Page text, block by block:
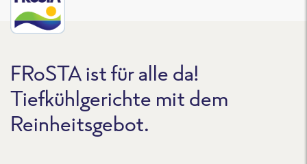
FRoSTA ist für alle da!
Tiefkühlgerichte mit dem
Reinheitsgebot.